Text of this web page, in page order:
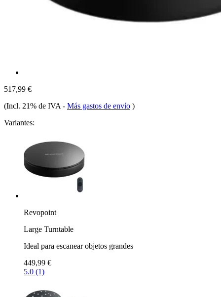
517,99 €
(Incl. 21% de IVA - Más gastos de envío )
Variantes:
Revopoint
Large Turntable
Ideal para escanear objetos grandes
449,99 €
5.0 (1)